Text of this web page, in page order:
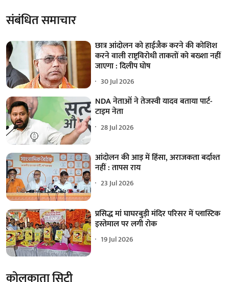
संबंधित समाचार
छात्र आंदोलन को हाईजैक करने की कोशिश
करने वाली राष्ट्रविरोधी ताकतों को बख्शा नहीं
जाएगा : दिलीप घोष
30 Jul 2026
NDA नेताओं ने तेजस्वी यादव बताया पार्ट-
टाइम नेता
28 Jul 2026
आंदोलन की आड़ में हिंसा, अराजकता बर्दाश्त
नहीं : तापस राय
23 Jul 2026
प्रसिद्ध मां घाघरबुड़ी मंदिर परिसर में प्लास्टिक
इस्तेमाल पर लगी रोक
19 Jul 2026